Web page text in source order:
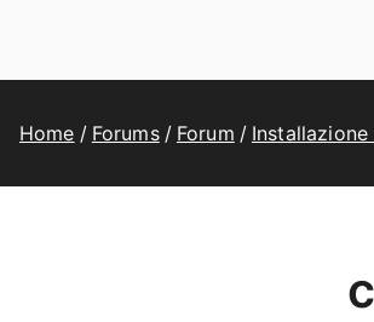
Home Forums Forum Installazione